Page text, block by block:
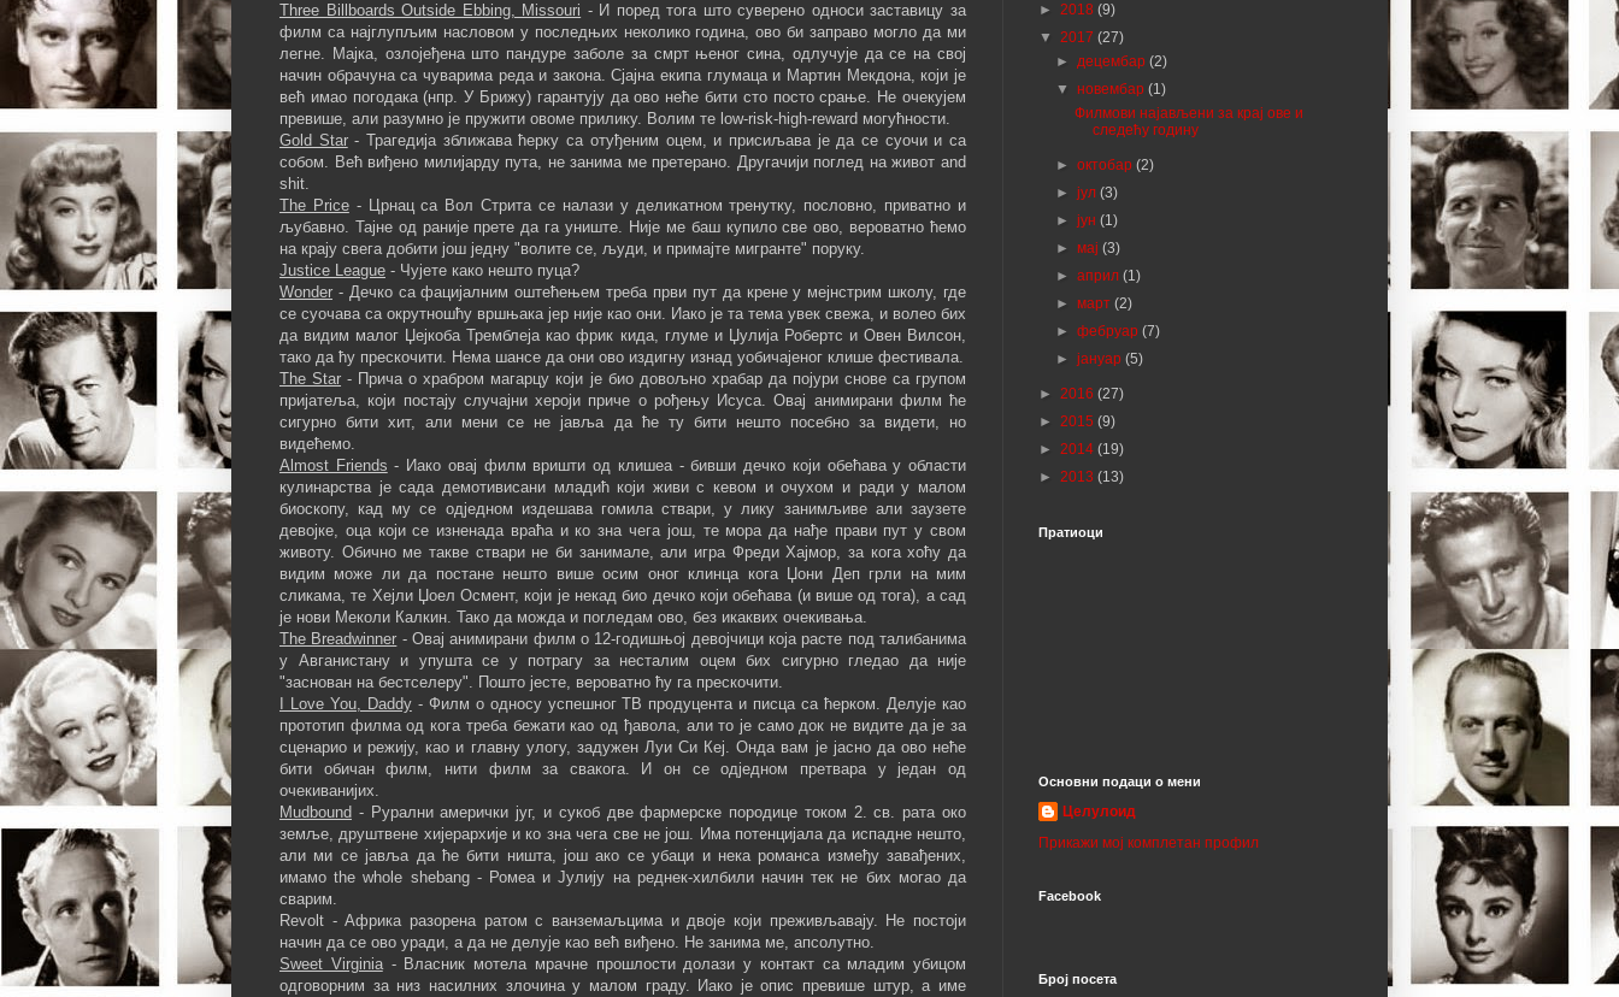
Three Billboards Outside Ebbing, Missouri - И поред тога што суверено односи заставицу за
филм са најглупљим насловом у последњих неколико година, ово би заправо могло да ми
легне. Мајка, озлојеђена што пандуре заболе за смрт њеног сина, одлучује да се на свој
начин обрачуна са чуварима реда и закона. Сјајна екипа глумаца и Мартин Мекдона, који је
већ имао погодака (нпр. У Брижу) гарантују да ово неће бити сто посто срање. Не очекујем
превише, али разумно је пружити овоме прилику. Волим те low-risk-high-reward могућности.
Gold Star- Трагедија зближава ћерку са отуђеним оцем, и присиљава је да се суочи и са
собом. Већ виђено милијарду пута, не занима ме претерано. Другачији поглед на живот and
shit.
The Price- Црнац са Вол Стрита се налази у деликатном тренутку, пословно, приватно и
љубавно. Тајне од раније прете да га униште. Није ме баш купило све ово, вероватно ћемо
на крају свега добити још једну "волите се, људи, и примајте мигранте" поруку.
Justice League - Чујете како нешто пуца?
Wonder - Дечко са фацијалним оштећењем треба први пут да крене у мејнстрим школу, где
се суочава са окрутношћу вршњака јер није као они. Иако је та тема увек свежа, и волео бих
да видим малог Џејкоба Тремблеја као фрик кида, глуме и Џулија Робертс и Овен Вилсон,
тако да ћу прескочити. Нема шансе да они ово издигну изнад уобичајеног клише фестивала.
The Star - Прича о храбром магарцу који је био довољно храбар да појури снове са групом
пријатеља, који постају случајни хероји приче о рођењу Исуса. Овај анимирани филм ће
сигурно бити хит, али мени се не јавља да ће ту бити нешто посебно за видети, но
видећемо.
Almost Friends - Иако овај филм вришти од клишеа - бивши дечко који обећава у области
кулинарства је сада демотивисани младић који живи с кевом и очухом и ради у малом
биоскопу, кад му се одједном издешава гомила ствари, у лику занимљиве али заузете
девојке, оца који се изненада враћа и ко зна чега још, те мора да нађе прави пут у свом
животу. Обично ме такве ствари не би занимале, али игра Фреди Хајмор, за кога хоћу да
видим може ли да постане нешто више осим оног клинца кога Џони Деп грли на мим
сликама, те Хејли Џоел Осмент, који је некад био дечко који обећава (и више од тога), а сад
је нови Меколи Калкин. Тако да можда и погледам ово, без икаквих очекивања.
The Breadwinner - Овај анимирани филм о 12-годишњој девојчици која расте под талибанима
у Авганистану и упушта се у потрагу за несталим оцем бих сигурно гледао да није
"заснован на бестселеру". Пошто јесте, вероватно ћу га прескочити.
I Love You, Daddy- Филм о односу успешног ТВ продуцента и писца са ћерком. Делује као
прототип филма од кога треба бежати као од ђавола, али то је само док не видите да је за
сценарио и режију, као и главну улогу, задужен Луи Си Кеј. Онда вам је јасно да ово неће
бити обичан филм, нити филм за свакога. И он се одједном претвара у један од
очекиванијих.
Mudbound - Рурални амерички југ, и сукоб две фармерске породице током 2. св. рата око
земље, друштвене хијерархије и ко зна чега све не још. Има потенцијала да испадне нешто,
али ми се јавља да ће бити ништа, још ако се убаци и нека романса између завађених,
имамо the whole shebang - Ромеа и Јулију на реднек-хилбили начин тек не бих могао да
сварим.
Revolt - Африка разорена ратом с ванземаљцима и двоје који преживљавају. Не постоји
начин да се ово уради, а да не делује као већ виђено. Не занима ме, апсолутно.
Sweet Virginia- Власник мотела мрачне прошлости долази у контакт са младим убицом
одговорним за низ насилних злочина у малом граду. Иако је опис превише штур, а име
► 2018 (9)
▼ 2017 (27)
►децембар(2)
▼новембар(1)
Филмови најављени за крај ове и
следећу годину
►октобар(2)
►јул(3)
►јун(1)
►мај(3)
►април(1)
►март(2)
►фебруар(7)
►јануар(5)
► 2016 (27)
► 2015 (9)
► 2014 (19)
► 2013 (13)
Пратиоци
Основни подаци о мени
Целулоид
Прикажи мој комплетан профил
Facebook
Број посета